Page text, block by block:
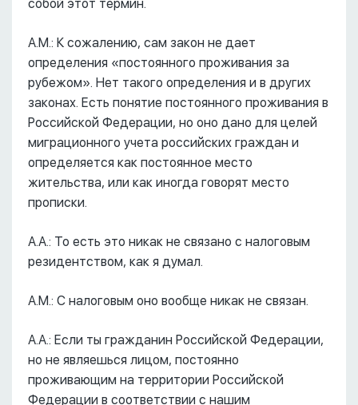
собой этот термин.
А.М.: К сожалению, сам закон не дает
определения «постоянного проживания за
рубежом». Нет такого определения и в других
законах. Есть понятие постоянного проживания в
Российской Федерации, но оно дано для целей
миграционного учета российских граждан и
определяется как постоянное место
жительства, или как иногда говорят место
прописки.
А.А.: То есть это никак не связано с налоговым
резидентством, как я думал.
А.М.: С налоговым оно вообще никак не связан.
А.А.: Если ты гражданин Российской Федерации,
но не являешься лицом, постоянно
проживающим на территории Российской
Федерации в соответствии с нашим